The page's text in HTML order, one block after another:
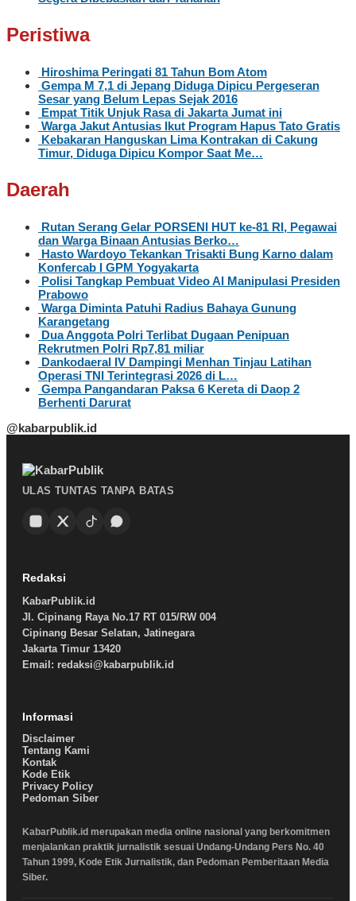
Peristiwa
Hiroshima Peringati 81 Tahun Bom Atom
Gempa M 7,1 di Jepang Diduga Dipicu Pergeseran
Sesar yang Belum Lepas Sejak 2016
Empat Titik Unjuk Rasa di Jakarta Jumat ini
Warga Jakut Antusias Ikut Program Hapus Tato Gratis
Kebakaran Hanguskan Lima Kontrakan di Cakung
Timur, Diduga Dipicu Kompor Saat Me…
Daerah
Rutan Serang Gelar PORSENI HUT ke-81 RI, Pegawai
dan Warga Binaan Antusias Berko…
Hasto Wardoyo Tekankan Trisakti Bung Karno dalam
Konfercab I GPM Yogyakarta
Polisi Tangkap Pembuat Video AI Manipulasi Presiden
Prabowo
Warga Diminta Patuhi Radius Bahaya Gunung
Karangetang
Dua Anggota Polri Terlibat Dugaan Penipuan
Rekrutmen Polri Rp7,81 miliar
Dankodaeral IV Dampingi Menhan Tinjau Latihan
Operasi TNI Terintegrasi 2026 di L…
Gempa Pangandaran Paksa 6 Kereta di Daop 2
Berhenti Darurat
@kabarpublik.id
ULAS TUNTAS TANPA BATAS
Redaksi
KabarPublik.id
Jl. Cipinang Raya No.17 RT 015/RW 004
Cipinang Besar Selatan, Jatinegara
Jakarta Timur 13420
Email: redaksi@kabarpublik.id
Informasi
Disclaimer
Tentang Kami
Kontak
Kode Etik
Privacy Policy
Pedoman Siber
KabarPublik.id merupakan media online nasional yang berkomitmen
menjalankan praktik jurnalistik sesuai Undang-Undang Pers No. 40
Tahun 1999, Kode Etik Jurnalistik, dan Pedoman Pemberitaan Media
Siber.